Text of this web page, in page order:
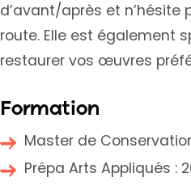
d’avant/après et
route. Elle est également
restaurer vos œuvres
Formation
Master de
Prépa Arts Appliqués :